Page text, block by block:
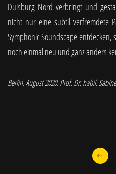
Duisburg Nord verbringt und
nicht nur eine subtil verfremdete
Symphonic Soundscape
noch einmal neu und ganz anders
Berlin, August 2020, Prof. Dr. habil.